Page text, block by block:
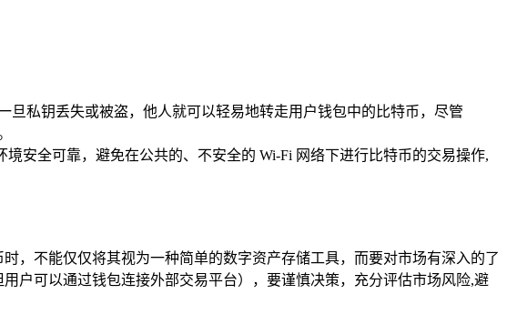
私钥丢失或被盗，他人就可以轻易地转走用户钱包中的比特币，尽管
安全可靠，避免在公共的、不安全的 Wi-Fi 网络下进行比特币的交易操作,
，不能仅仅将其视为一种简单的数字资产存储工具，而要对市场有深入的了
户可以通过钱包连接外部交易平台），要谨慎决策，充分评估市场风险,避